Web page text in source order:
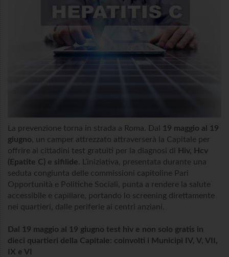
La prevenzione torna in strada a Roma. Dal
19 maggio al 19
giugno, un camper attrezzato attraverserà la Capitale per
offrire ai cittadini test gratuiti per la diagnosi di
Hiv, Hcv
(Epatite C) e sifilide. L’iniziativa, presentata durante una
seduta congiunta delle commissioni capitoline Pari
Opportunità e Politiche Sociali, punta a rendere la salute
accessibile e capillare, portando lo screening direttamente
nei quartieri, dalle periferie ai centri anziani.
Dal 19 maggio al 19 giugno test hiv e non solo gratis in
dieci quartieri della Capitale: coinvolti i Municipi IV, V, VII,
IX e VI